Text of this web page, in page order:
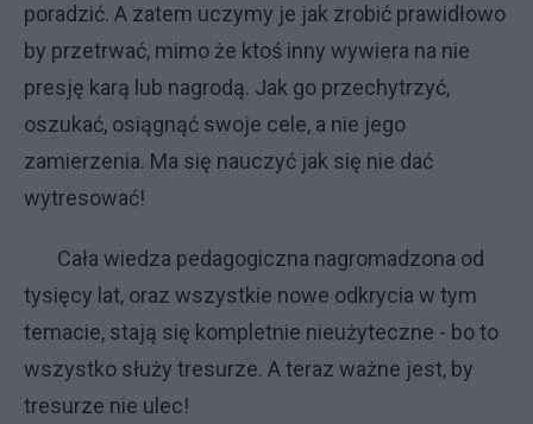
poradzić. A zatem uczymy je jak zrobić prawidłowo
by przetrwać, mimo że ktoś inny wywiera na nie
presję karą lub nagrodą. Jak go przechytrzyć,
oszukać, osiągnąć swoje cele, a nie jego
zamierzenia. Ma się nauczyć jak się nie dać
wytresować!
Cała wiedza pedagogiczna nagromadzona od
tysięcy lat, oraz wszystkie nowe odkrycia w tym
temacie, stają się kompletnie nieużyteczne - bo to
wszystko służy tresurze. A teraz ważne jest, by
tresurze nie ulec!